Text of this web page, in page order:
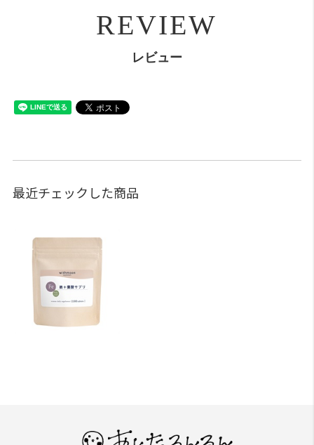
REVIEW
レビュー
最近チェックした商品